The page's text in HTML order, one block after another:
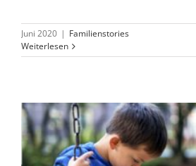
Juni 2020 | Familienstories
Weiterlesen